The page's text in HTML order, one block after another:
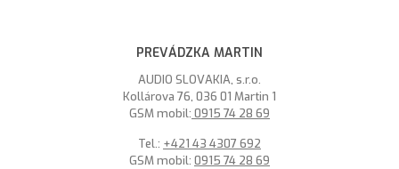
PREVÁDZKA MARTIN
AUDIO SLOVAKIA, s.r.o.
Kollárova 76, 036 01 Martin 1
GSM mobil: 0915 74 28 69
Tel.: +421 43 4307 692
GSM mobil: 0915 74 28 69